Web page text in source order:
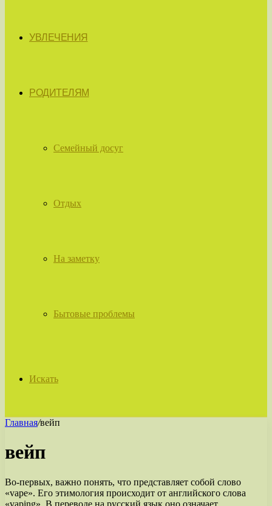
УВЛЕЧЕНИЯ
РОДИТЕЛЯМ
Семейный досуг
Отдых
На заметку
Бытовые проблемы
Искать
Главная/вейп
вейп
Во-первых, важно понять, что представляет собой слово
«vape». Его этимология происходит от английского слова
«vaping». В переводе на русский язык оно означает